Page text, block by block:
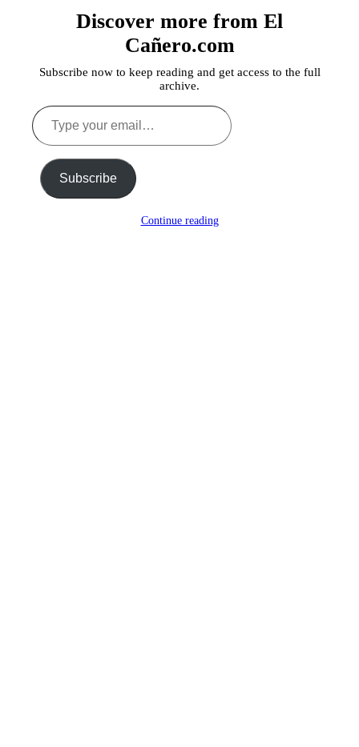
Discover more from El
Cañero.com
Subscribe now to keep reading and get access to the full
archive.
Type
your
email…
Subscribe
Continue reading